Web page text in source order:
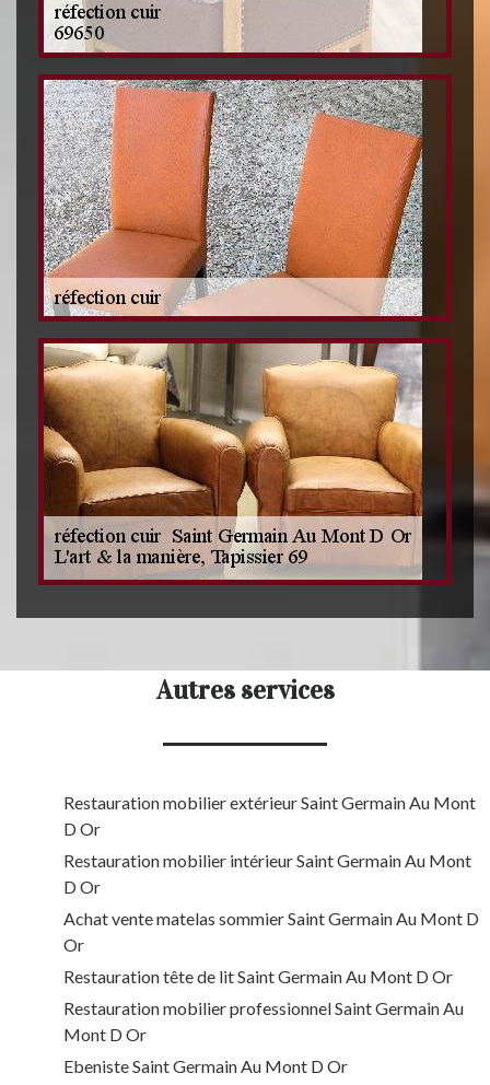
Autres services
Restauration mobilier extérieur Saint Germain Au Mont
D Or
Restauration mobilier intérieur Saint Germain Au Mont
D Or
Achat vente matelas sommier Saint Germain Au Mont D
Or
Restauration tête de lit Saint Germain Au Mont D Or
Restauration mobilier professionnel Saint Germain Au
Mont D Or
Ebeniste Saint Germain Au Mont D Or